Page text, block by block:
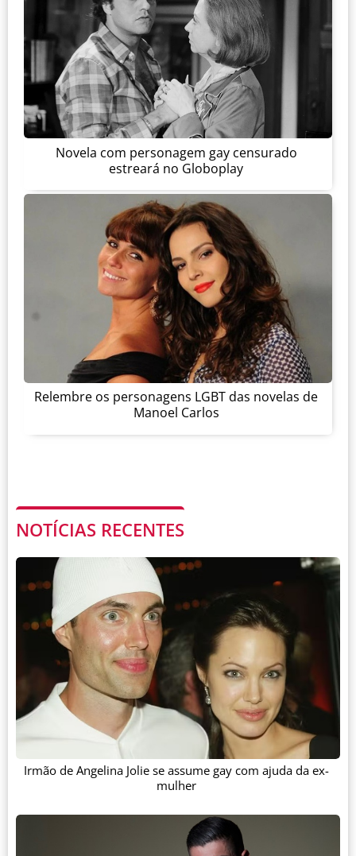
Novela com personagem gay censurado
estreará no Globoplay
Relembre os personagens LGBT das novelas de
Manoel Carlos
NOTÍCIAS RECENTES
Irmão de Angelina Jolie se assume gay com ajuda da ex-
mulher